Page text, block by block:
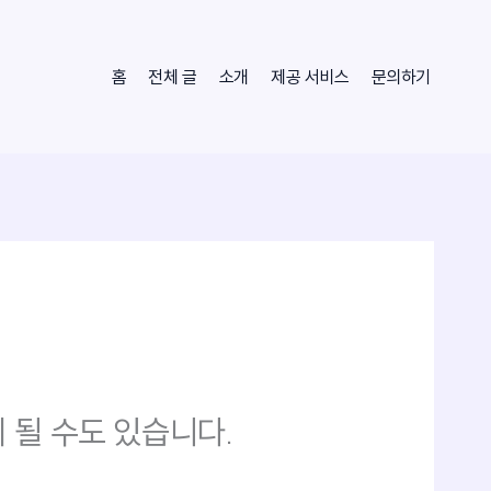
홈 전체 글 소개 제공 서비스 문의하기
될 수도 있습니다.